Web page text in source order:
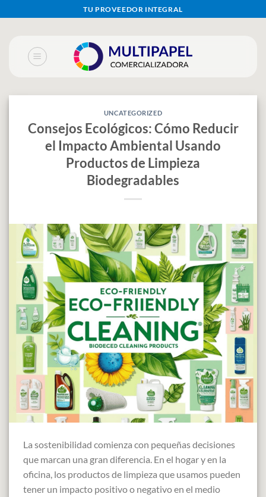
to
TU PROVEEDOR INTEGRAL
UNCATEGORIZED
Consejos Ecológicos: Cómo Reducir
el Impacto Ambiental Usando
Productos de Limpieza
Biodegradables
La sostenibilidad comienza con pequeñas decisiones
que marcan una gran diferencia. En el hogar y en la
oficina, los productos de limpieza que usamos pueden
tener un impacto positivo o negativo en el medio